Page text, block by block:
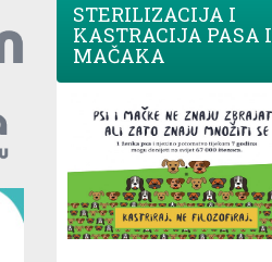
STERILIZACIJA I
KASTRACIJA PASA I
MAČAKA